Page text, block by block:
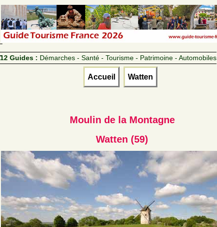
12 Guides : Démarches - Santé - Tourisme - Patrimoine - Automobiles
Accueil Watten
Moulin de la Montagne
Watten (59)